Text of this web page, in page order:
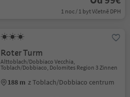
1 noc / 1 byt Včetně DPH
Roter Turm
Alttoblach/Dobbiaco Vecchia,
Toblach/Dobbiaco, Dolomites Region 3 Zinnen
188 m z Toblach/Dobbiaco centrum